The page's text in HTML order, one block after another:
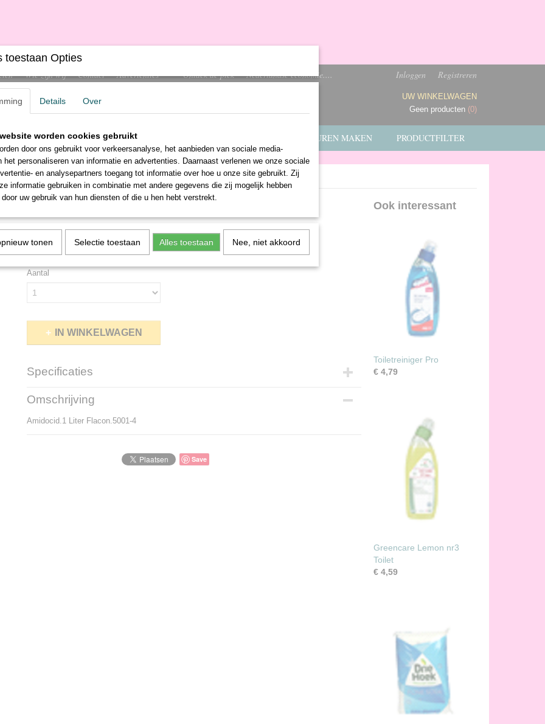
Wie zijn wij Contact Advertenties Ontdek de plek Nederlandse economie.... Inloggen Registreren
UW WINKELWAGEN
Geen producten (0)
PRODUCTFILTER
FACTUREN MAKEN
GEREEDSCHAP
Amidocid
€ 5,59
✘Niet op voorraad
Aantal
IN WINKELWAGEN
Specificaties
Productcode
Productcode leverancier
Netto gewicht
Omschrijving
Amidocid.1 Liter Flacon.5001-4
Save
Ook interessant
Toiletreiniger Pro
€ 4,79
Greencare Lemon nr3
Toilet
€ 4,59
toestaan Opties
Details Over
worden cookies gebruikt
door ons gebruikt voor verkeersanalyse, het aanbieden van sociale media-
het personaliseren van informatie en advertenties. Daarnaast verlenen we onze sociale
en analysepartners toegang tot informatie over hoe u onze site gebruikt. Zij
informatie gebruiken in combinatie met andere gegevens die zij mogelijk hebben
uw gebruik van hun diensten of die u hen hebt verstrekt.
tonen Selectie toestaan Alles toestaan Nee, niet akkoord